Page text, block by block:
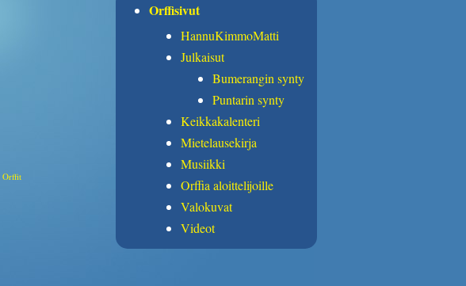
Orffit
Orffisivut
HannuKimmoMatti
Julkaisut
Bumerangin synty
Puntarin synty
Keikkakalenteri
Mietelausekirja
Musiikki
Orffia aloittelijoille
Valokuvat
Videot